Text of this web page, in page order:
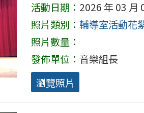
活動日期： 2026 年 03 月
照片類別： 輔導室活動花
照片數量：
發佈單位： 音樂組長
瀏覽照片